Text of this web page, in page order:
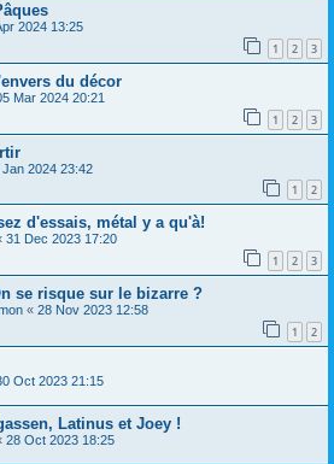
2024 13:25
1 2 3
du décor
Mar 2024 20:21
1 2 3
Jan 2024 23:42
1 2
d'essais, métal y a qu'à!
31 Dec 2023 17:20
1 2 3
se risque sur le bizarre ?
« 28 Nov 2023 12:58
1 2
Oct 2023 21:15
Latinus et Joey !
28 Oct 2023 18:25